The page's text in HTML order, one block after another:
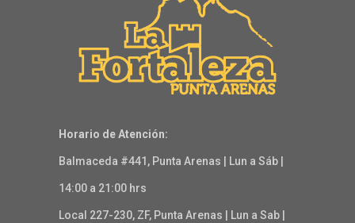
Horario de Atención:
Balmaceda #441, Punta Arenas | Lun a Sáb |
14:00 a 21:00 hrs
Local 227-230, ZF, Punta Arenas | Lun a Sab |